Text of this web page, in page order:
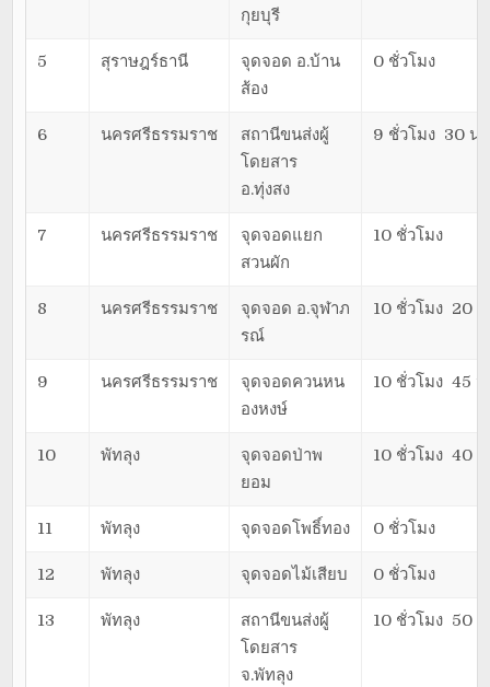
กุยบุรี
5 สุราษฎร์ธานี
จุดจอด อ.บ้าน
ส้อง
0 ชั่วโมง
6 นครศรีธรรมราช
สถานีขนส่งผู้
โดยสาร
อ.ทุ่งสง
9 ชั่วโมง 30 น
7 นครศรีธรรมราช
จุดจอดแยก
สวนผัก
10 ชั่วโมง
8 นครศรีธรรมราช
จุดจอด อ.จุฬาภ
รณ์
10 ชั่วโมง 20
9 นครศรีธรรมราช
จุดจอดควนหน
องหงษ์
10 ชั่วโมง 45
10 พัทลุง
จุดจอดป่าพ
ยอม
10 ชั่วโมง 40
11 พัทลุง จุดจอดโพธิ์ทอง 0 ชั่วโมง
12 พัทลุง จุดจอดไม้เสียบ 0 ชั่วโมง
13 พัทลุง
สถานีขนส่งผู้
โดยสาร
จ.พัทลุง
10 ชั่วโมง 50